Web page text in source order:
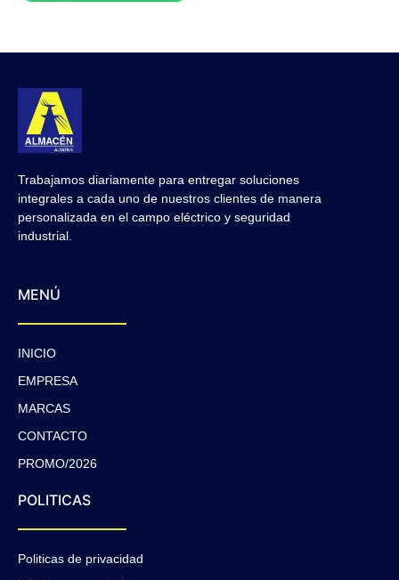
Trabajamos diariamente para entregar soluciones
integrales a cada uno de nuestros clientes de manera
personalizada en el campo eléctrico y seguridad
industrial.
MENÚ
INICIO
EMPRESA
MARCAS
CONTACTO
PROMO/2026
POLITICAS
Politicas de privacidad